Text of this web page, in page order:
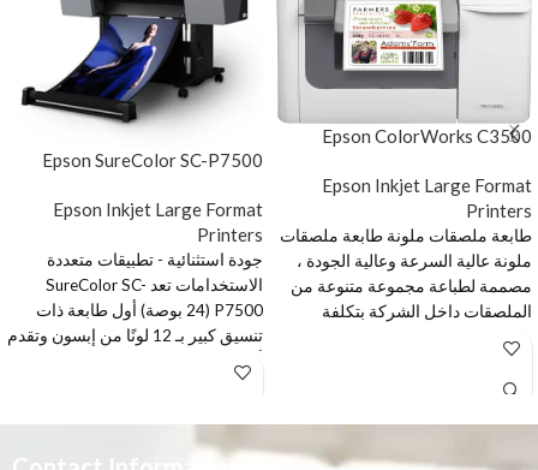
Epson ColorWorks C3500
Epson Inkjet Large Format
Printers
طابعة ملصقات ملونة طابعة ملصقات
ملونة عالية السرعة وعالية الجودة ،
مصممة لطباعة مجموعة متنوعة من
الملصقات داخل الشركة بتكلفة
منخفضة لكل ملصق. سواء كنت تقوم
بطباعة ملصقات أو تذاكر أو بطاقات ،
الملونة داخل مكان العمل. تتميز
Epson SureColor SC-P7500
Epson Inkjet Large Format
Printers
جودة استثنائية - تطبيقات متعددة
الاستخدامات تعد SureColor SC-
P7500 (24 بوصة) أول طابعة ذات
تنسيق كبير بـ 12 لونًا من إبسون وتقدم
بوصة) للمصورين والفنانين ، حيث